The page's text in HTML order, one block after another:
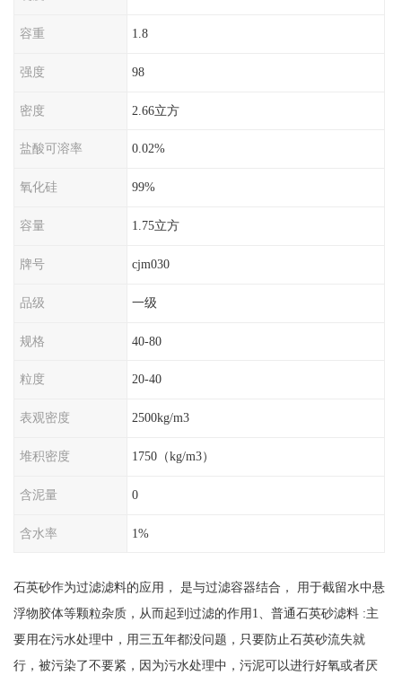
容重 1.8
强度 98
密度 2.66立方
盐酸可溶率 0.02%
氧化硅 99%
容量 1.75立方
牌号 cjm030
品级 一级
规格 40-80
粒度 20-40
表观密度 2500kg/m3
堆积密度 1750（kg/m3）
含泥量 0
含水率 1%
石英砂作为过滤滤料的应用， 是与过滤容器结合， 用于截留水中悬
浮物胶体等颗粒杂质，从而起到过滤的作用1、普通石英砂滤料 :主
要用在污水处理中，用三五年都没问题，只要防止石英砂流失就
行，被污染了不要紧，因为污水处理中，污泥可以进行好氧或者厌